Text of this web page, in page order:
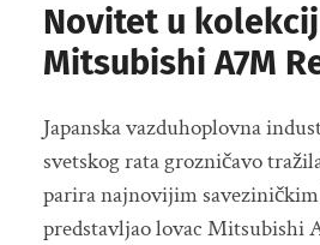
Novitet u
Mitsubishi A7M
Japanska vazduhoplovna
svetskog rata grozničavo
parira najnovijim
predstavljao lovac Mitsubishi